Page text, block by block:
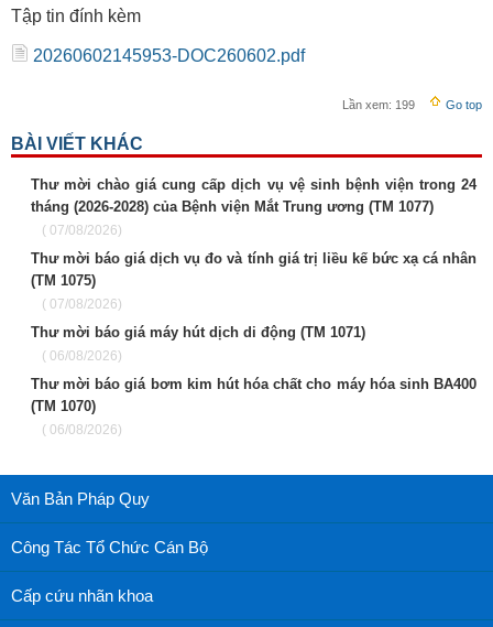
Tập tin đính kèm
20260602145953-DOC260602.pdf
Lần xem: 199 Go top
BÀI VIẾT KHÁC
Thư mời chào giá cung cấp dịch vụ vệ sinh bệnh viện trong 24
tháng (2026-2028) của Bệnh viện Mắt Trung ương (TM 1077)
( 07/08/2026)
Thư mời báo giá dịch vụ đo và tính giá trị liều kế bức xạ cá nhân
(TM 1075)
( 07/08/2026)
Thư mời báo giá máy hút dịch di động (TM 1071)
( 06/08/2026)
Thư mời báo giá bơm kim hút hóa chất cho máy hóa sinh BA400
(TM 1070)
( 06/08/2026)
Văn Bản Pháp Quy
Công Tác Tổ Chức Cán Bộ
Cấp cứu nhãn khoa